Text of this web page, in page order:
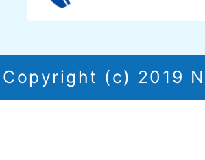
Copyright (c) 2019